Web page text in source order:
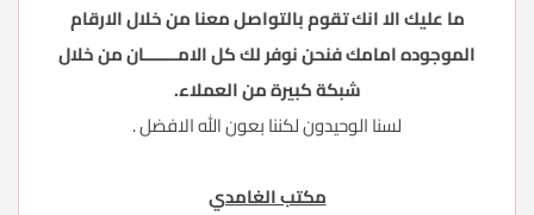
ما عليك الا انك تقوم بالتواصل معنا من خلال الارقام
الموجوده امامك فنحن نوفر لك كل الامـــــــان من خلال
شبكة كبيرة من العملاء.
لسنا الوحيدون لكننا بعون الله الافضل .
مكتب الغامدي